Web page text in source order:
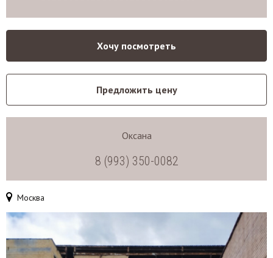
Хочу посмотреть
Предложить цену
Оксана
8 (993) 350-0082
Москва